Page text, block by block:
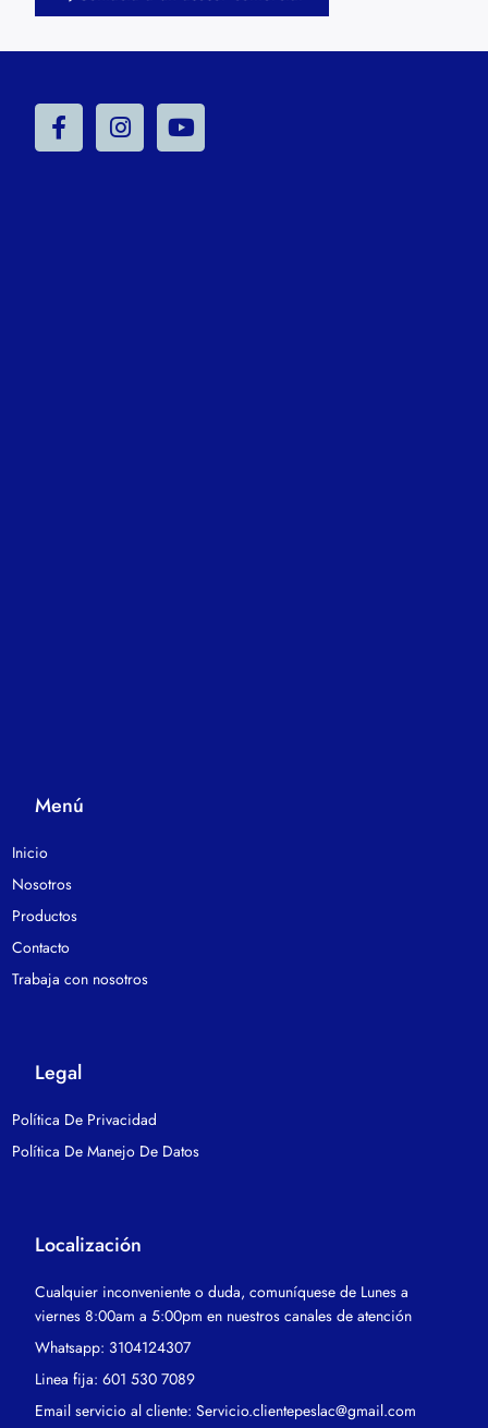
Menú
Inicio
Nosotros
Productos
Contacto
Trabaja con nosotros
Legal
Política De Privacidad
Política De Manejo De Datos
Localización
Cualquier inconveniente o duda, comuníquese de Lunes a
viernes 8:00am a 5:00pm en nuestros canales de atención
Whatsapp: 3104124307
Linea fija: 601 530 7089
Email servicio al cliente: Servicio.clientepeslac@gmail.com